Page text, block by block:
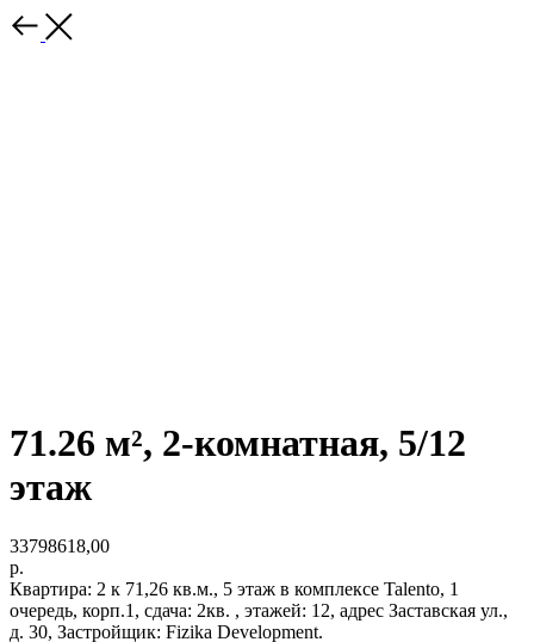
71.26 м², 2-комнатная, 5/12
этаж
33798618,00
р.
Квартира: 2 к 71,26 кв.м., 5 этаж в комплексе Talento, 1
очередь, корп.1, сдача: 2кв. , этажей: 12, адрес Заставская ул.,
д. 30, Застройщик: Fizika Development.